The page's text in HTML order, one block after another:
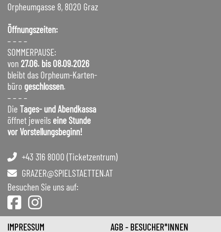
Orpheumgasse 8, 8020 Graz
Öffnungszeiten:
– – – –
SOMMERPAUSE:
von 27.06. bis 08.09.2026
bleibt das Orpheum-Karten-
büro geschlossen.
– – – –
Die Tages- und Abendkassa
öffnet jeweils eine Stunde
vor Vorstellungsbeginn!
+43 316 8000 (Ticketzentrum)
GRAZER@SPIELSTAETTEN.AT
Besuchen Sie uns auf:
IMPRESSUM AGB - BESUCHER*INNEN